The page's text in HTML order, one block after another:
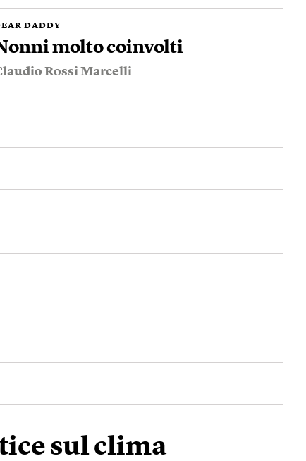
DADDY
molto coinvolti
Rossi Marcelli
sul clima